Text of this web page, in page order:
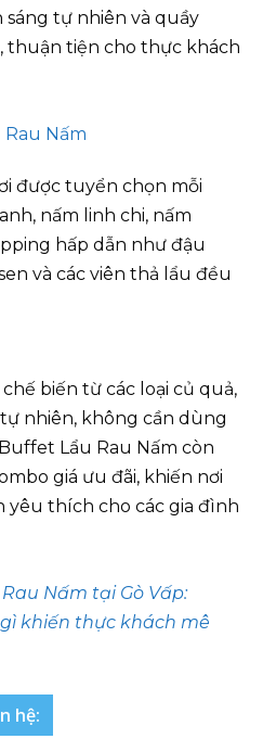
sáng tự nhiên và quầy
tiện cho thực khách
được tuyển chọn mỗi
nấm linh chi, nấm
hấp dẫn như đậu
và các viên thả lẩu đều
biến từ các loại củ quả,
nhiên, không cần dùng
Lẩu Rau Nấm còn
giá ưu đãi, khiến nơi
yêu thích cho các gia đình
Nấm tại Gò Vấp:
khiến thực khách mê
hệ: